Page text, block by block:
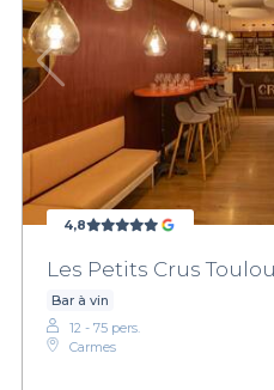
4,8
Les Petits Crus
Bar à vin
12 - 75 pers.
Carmes